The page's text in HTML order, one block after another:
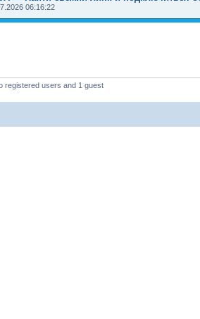
06:16:22
registered users and 1 guest